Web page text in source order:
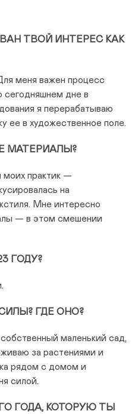
ТВОЙ ИНТЕРЕС КАК
меня важен процесс
сегодняшнем дне в
я перерабатываю
ее в художественное поле.
МАТЕРИАЛЫ?
моих практик —
на
Мне интересно
— в этом смешении
ГОДУ?
ГДЕ ОНО?
маленький сад,
за растениями и
рядом с домом и
силой.
ГОДА, КОТОРУЮ ТЫ